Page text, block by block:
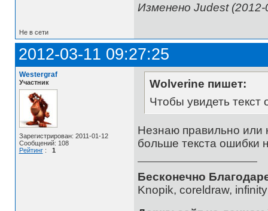
Изменено Judest
Не в сети
2012-03-11 09:27:25
Westergraf
Участник
Зарегистрирован: 2011-01-12
Сообщений: 108
Рейтинг: 1
Wolverine пишет:
Чтобы увидеть текст
Незнаю правильно или
больше текста ошибки
Бесконечно
Knopik, coreldraw,